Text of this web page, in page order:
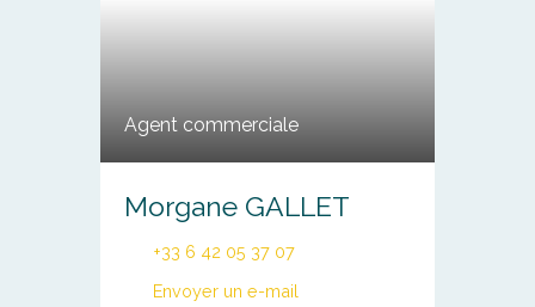
Agent commerciale
Morgane GALLET
+33 6 42 05 37 07
Envoyer un e-mail